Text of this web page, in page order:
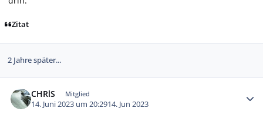
Zitat
2 Jahre später...
CHRlS Mitglied
14. Juni 2023 um 20:2914. Jun 2023